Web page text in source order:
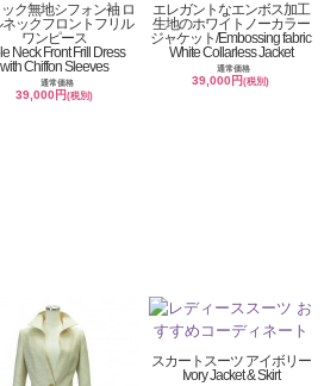
ク無地シフォン袖 ロ
ネックフロントフリル
ワンピース
Neck Front Frill Dress
with Chiffon Sleeves
通常価格
39,000円(税別)
エレガントなエンボス加工
生地のホワイトノーカラー
ジャケット/Embossing fabric
White Collarless Jacket
通常価格
39,000円(税別)
スカートスーツ アイボリー
Ivory Jacket & Skirt